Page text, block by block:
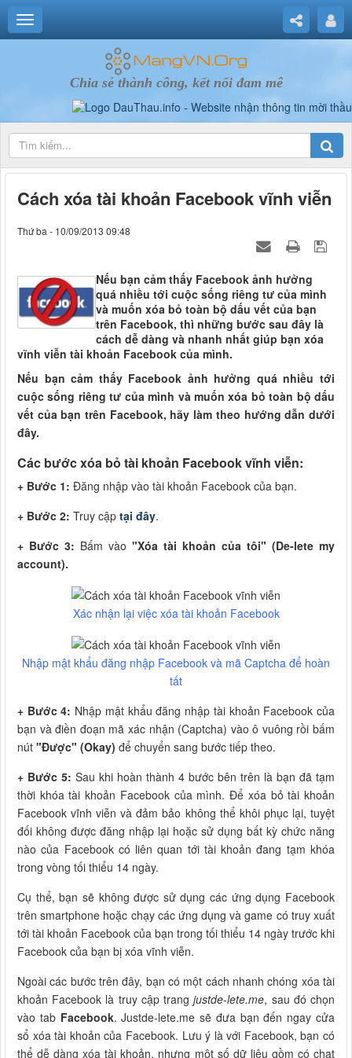
Chia sẻ thành công, kết nối đam mê
Cách xóa tài khoản Facebook vĩnh viễn
Thứ ba - 10/09/2013 09:48
Nếu bạn cảm thấy Facebook ảnh hưởng
quá nhiều tới cuộc sống riêng tư của mình
và muốn xóa bỏ toàn bộ dấu vết của bạn
trên Facebook, thì những bước sau đây là
cách dễ dàng và nhanh nhất giúp bạn xóa
vĩnh viễn tài khoản Facebook của mình.
Nếu bạn cảm thấy Facebook ảnh hưởng quá nhiều tới
cuộc sống riêng tư của mình và muốn xóa bỏ toàn bộ dấu
vết của bạn trên Facebook, hãy làm theo hướng dẫn dưới
đây.
Các bước xóa bỏ tài khoản Facebook vĩnh viễn:
+ Bước 1: Đăng nhập vào tài khoản Facebook của bạn.
+ Bước 2: Truy cập tại đây.
+ Bước 3: Bấm vào "Xóa tài khoản của tôi" (De-lete my
account).
Xác nhận lại việc xóa tài khoản Facebook
Nhập mật khẩu đăng nhập Facebook và mã Captcha để hoàn
tất
+ Bước 4: Nhập mật khẩu đăng nhập tài khoản Facebook của
bạn và điền đoạn mã xác nhận (Captcha) vào ô vuông rồi bấm
nút "Được" (Okay) để chuyển sang bước tiếp theo.
+ Bước 5: Sau khi hoàn thành 4 bước bên trên là bạn đã tạm
thời khóa tài khoản Facebook của mình. Để xóa bỏ tài khoản
Facebook vĩnh viễn và đảm bảo không thể khôi phục lại, tuyệt
đối không được đăng nhập lại hoặc sử dụng bất kỳ chức năng
nào của Facebook có liên quan tới tài khoản đang tạm khóa
trong vòng tối thiểu 14 ngày.
Cụ thể, bạn sẽ không được sử dụng các ứng dụng Facebook
trên smartphone hoặc chạy các ứng dụng và game có truy xuất
tới tài khoản Facebook của bạn trong tối thiểu 14 ngày trước khi
Facebook của bạn bị xóa vĩnh viễn.
Ngoài các bước trên đây, bạn có một cách nhanh chóng xóa tài
khoản Facebook là truy cập trangjustde-lete.me, sau đó chọn
vào tab Facebook. Justde-lete.me sẽ đưa bạn đến ngay cửa
sổ xóa tài khoản của Facebook. Lưu ý là với Facebook, bạn có
thể dễ dàng xóa tài khoản, nhưng một số dữ liệu gồm có chat